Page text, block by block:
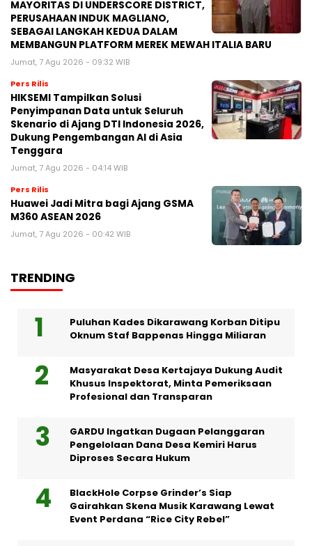
MAYORITAS DI UNDERSCORE DISTRICT,
PERUSAHAAN INDUK MAGLIANO,
SEBAGAI LANGKAH KEDUA DALAM
MEMBANGUN PLATFORM MEREK MEWAH ITALIA BARU
Jumat, 7 Agu 2026 - 09:32 WIB
Pers Rilis
HIKSEMI Tampilkan Solusi
Penyimpanan Data untuk Seluruh
Skenario di Ajang DTI Indonesia 2026,
Dukung Pengembangan AI di Asia
Tenggara
Jumat, 7 Agu 2026 - 04:14 WIB
Pers Rilis
Huawei Jadi Mitra bagi Ajang GSMA
M360 ASEAN 2026
Jumat, 7 Agu 2026 - 00:42 WIB
TRENDING
Puluhan Kades Dikarawang Korban Ditipu
Oknum Staf Bappenas Hingga Miliaran
Masyarakat Desa Kertajaya Dukung Audit
Khusus Inspektorat, Minta Pemeriksaan
Profesional dan Transparan
GARDU Ingatkan Dugaan Pelanggaran
Pengelolaan Dana Desa Kemiri Harus
Diproses Secara Hukum
BlackHole Corpse Grinder’s Siap
Gairahkan Skena Musik Karawang Lewat
Event Perdana “Rice City Rebel”